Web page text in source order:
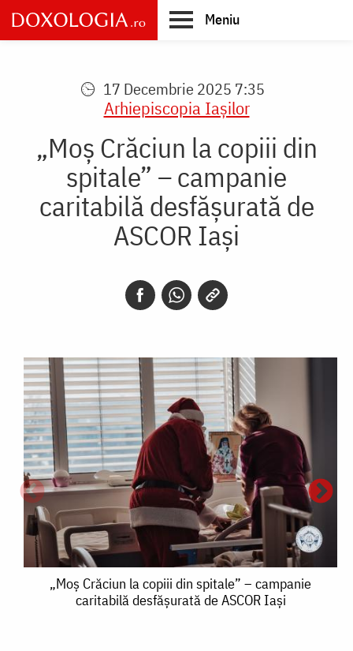
Skip
to
main
Meniu
17 Decembrie 2025 7:35
Arhiepiscopia Iaşilor
„Moș Crăciun la copiii din
spitale” – campanie
caritabilă desfășurată de
ASCOR Iași
„Moș
Crăciun
„Moș Crăciun la copiii din spitale” – campanie
caritabilă desfășurată de ASCOR Iași